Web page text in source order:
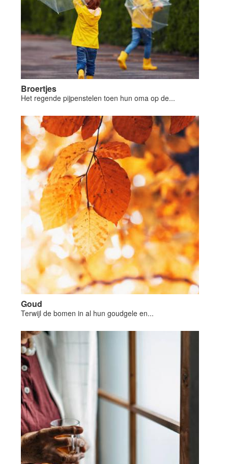
Broertjes
Het regende pijpenstelen toen hun oma op de...
Goud
Terwijl de bomen in al hun goudgele en...